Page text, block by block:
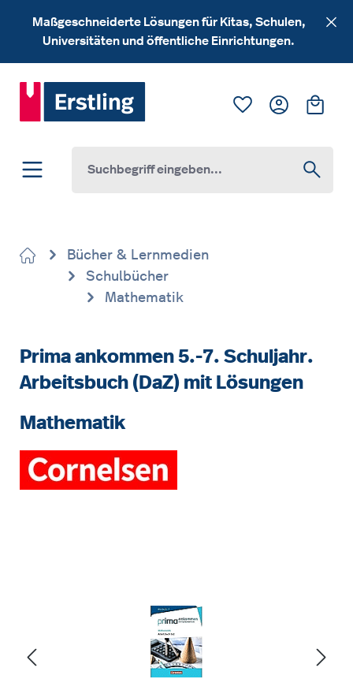
Zum Hauptinhalt springen
Maßgeschneiderte Lösungen für Kitas, Schulen,
Universitäten und öffentliche Einrichtungen.
Du hast 0
Bücher & Lernmedien
Schulbücher
Mathematik
Prima ankommen 5.-7. Schuljahr.
Arbeitsbuch (DaZ) mit Lösungen
Mathematik